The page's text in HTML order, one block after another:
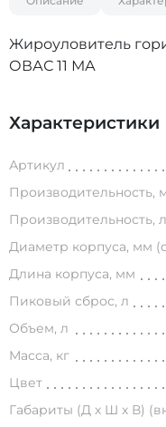
Жироуловитель
ОВАС 11 МА
Характеристики
Артикул
Производительность,
Производительность,
Диаметр корпуса, мм
Длина корпуса, мм
Пиковый сброс, л
Объем, л
Масса, кг
Цвет
Габариты (Д х Ш х В)